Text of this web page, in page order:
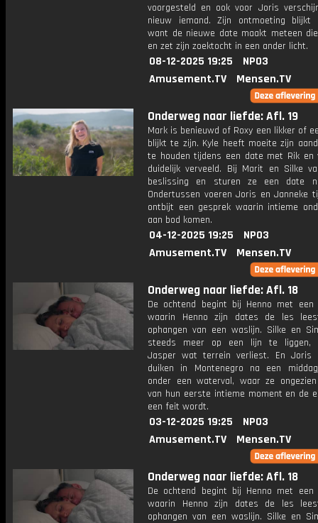
voorgesteld en ook voor Joris
nieuw iemand. Zijn ontmoeting blijkt
want de nieuwe date maakt meteen
en zet zijn zoektocht in een ander licht.
08-12-2025 19:25
NPO3
Amusement.TV
Mensen.TV
Onderweg naar liefde: Afl. 19
Mark is benieuwd of Roxy een likker of
blijkt te zijn. Kyle heeft moeite zijn
te houden tijdens een date met Rik en
duidelijk verveeld. Bij Marit en Silke
beslissing en sturen ze een date
Ondertussen voeren Joris en Janneke
ontbijt een gesprek waarin intieme
aan bod komen.
04-12-2025 19:25
NPO3
Amusement.TV
Mensen.TV
Onderweg naar liefde: Afl. 18
De ochtend begint bij Henno met een
waarin Henno zijn dates de les
ophangen van een waslijn. Silke en
steeds meer op een lijn te liggen,
Jasper wat terrein verliest. En Joris
duiken in Montenegro na een
onder een waterval, waar ze
van hun eerste intieme moment en de
een feit wordt.
03-12-2025 19:25
NPO3
Amusement.TV
Mensen.TV
Onderweg naar liefde: Afl. 18
De ochtend begint bij Henno met een
waarin Henno zijn dates de les
ophangen van een waslijn. Silke en